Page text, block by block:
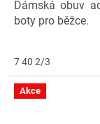
Dámská obuv
boty pro běžce.
7 40 2/3
Akce